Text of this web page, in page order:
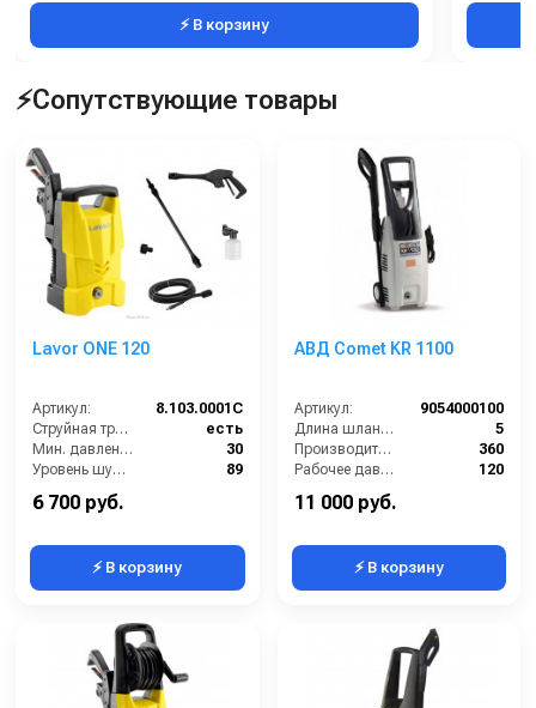
⚡ В корзину
⚡Сопутствующие товары
Lavor ONE 120
Артикул:
8.103.0001C
Струйная трубка (копьё):
есть
Мин. давление (бар):
30
Уровень шума (дБ):
89
Производительность (л/ч):
6 700 руб.
⚡ В корзину
АВД Comet KR 1100
Артикул:
9054000100
Длина шланга ВД (м):
5
Производительность (л/ч):
360
Рабочее давление (бар):
120
Мощность (кВт):
11 000 руб.
⚡ В корзину